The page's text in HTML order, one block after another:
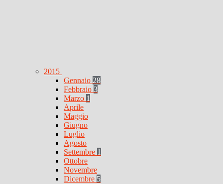
2015
Gennaio 28
Febbraio 3
Marzo 1
Aprile
Maggio
Giugno
Luglio
Agosto
Settembre 1
Ottobre
Novembre
Dicembre 5